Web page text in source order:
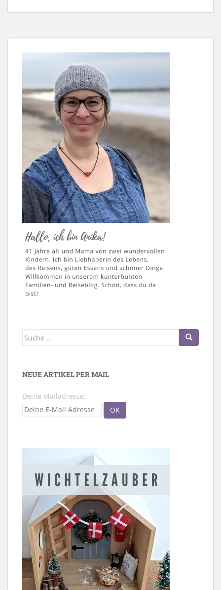
Suche
NEUE ARTIKEL PER MAIL
Deine Mailadresse: